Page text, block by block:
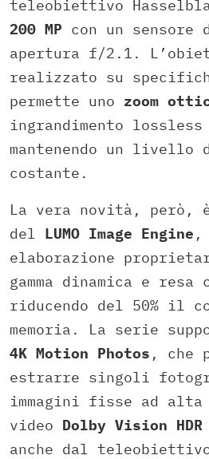
teleobiettivo
200 MP con un sensore
apertura f/2.1.
realizzato su
permette uno zoom
ingrandimento
mantenendo un
costante.
La vera novità, però,
del LUMO Image Engine ,
elaborazione
gamma dinamica e resa
riducendo del 50% il
memoria. La serie
4K Motion Photos , che
estrarre singoli
immagini fisse ad
video Dolby Vision HDR
anche dal teleobiettivo